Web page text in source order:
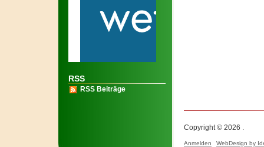
RSS
RSS Beiträge
Copyright © 2026 .
Anmelden WebDesign by